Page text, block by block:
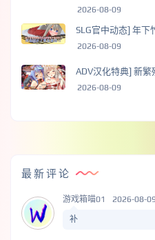
2026-08-09
SLG官中动态] 年下
2026-08-09
ADV汉化特典] 新繁
2026-08-09
最新评论
游戏箱喵01 2026-08-
补